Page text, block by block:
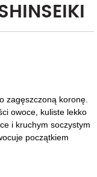
zagęszczoną koronę.
owoce, kuliste lekko
i kruchym soczystym
początkiem